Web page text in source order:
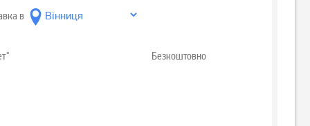
в
Безкоштовно